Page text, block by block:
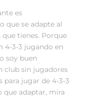
es
que se adapte al
tienes. Porque
4-3-3 jugando en
soy buen
club sin jugadores
para jugar de 4-3-3
que adaptar, mira